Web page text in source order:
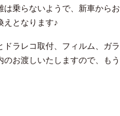
は乗らないようで、新車から
えとなります♪
ドラレコ取付、フィルム、ガ
のお渡しいたしますので、も